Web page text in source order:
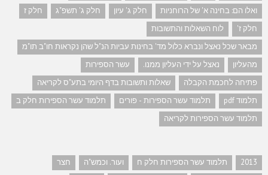
ואלו הם: בחינה א' של הרוחניות
חלק ג' עיון חלק ג' תשפ"ג
חלק ז
חלק ז'
לוח השאלות והתשובות
מבאר שכל נאצל ונברא כלול מד' בחינות עביות הנ"ל שהן נקראות חו"ב תו"מ
מהעליון
נאצל על ידי העליון ממנו.
עשר הספירות
פתיחה לחכמת הקבלה
שאלות ותשובות בדף היומי בתע"ס לקריאה
תלמוד pdf
תלמוד עשר הספירות - פורים
תלמוד עשר הספירות חלק ב
תלמוד עשר הספירות לקריאה
2013 תלמוד עשר הספירות חלק ח ועור. וכמש"ה
חצר